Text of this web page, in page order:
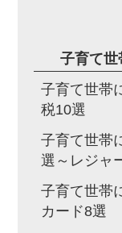
子育て世
子育て世帯
税10選
子育て世帯
選～レジャ
子育て世帯
カード8選